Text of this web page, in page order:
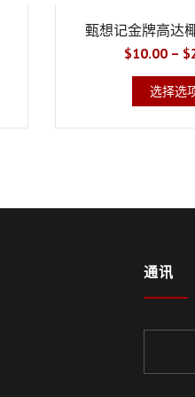
甄想记金牌高达
$10.00– $
选择选
通讯